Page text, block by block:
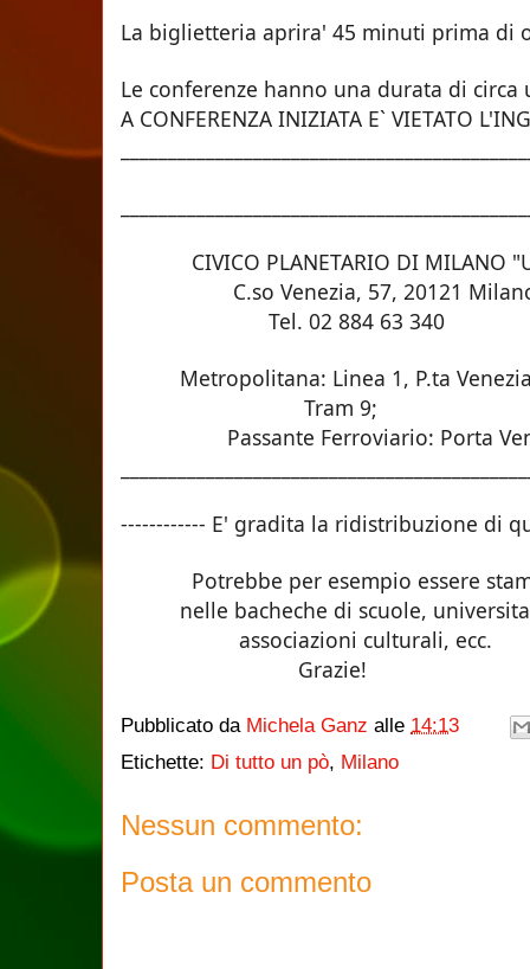
La biglietteria aprira' 45 minuti
Le conferenze hanno una durata di
A CONFERENZA INIZIATA E`
CIVICO PLANETARIO DI MILANO
C.so Venezia, 57, 20121
Tel. 02 884 63 340
Metropolitana: Linea 1, P.ta
Tram 9;
Passante Ferroviario: Porta
------------ E' gradita la ridistribuzione di
Potrebbe per esempio essere
nelle bacheche di scuole,
associazioni culturali,
Grazie!
Pubblicato da Michela Ganz alle 14:13
Etichette: Di tutto un pò, Milano
Nessun commento:
Posta un commento